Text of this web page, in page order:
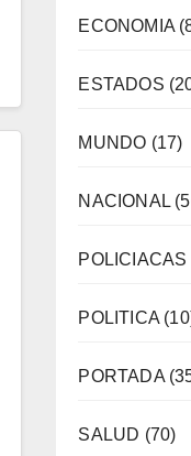
ECONOMIA
ESTADOS
MUNDO (17)
NACIONAL
POLICIACAS
POLITICA
PORTADA
SALUD (70)